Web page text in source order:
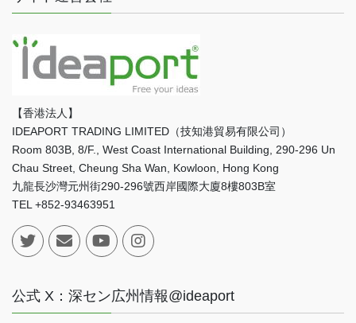
【香港法人】
IDEAPORT TRADING LIMITED（技知港貿易有限公司）
Room 803B, 8/F., West Coast International Building, 290-296 Un
Chau Street, Cheung Sha Wan, Kowloon, Hong Kong
九龍長沙灣元州街290-296號西岸國際大廈8樓803B室
TEL +852-93463951
公式 X：深セン広州情報@ideaport